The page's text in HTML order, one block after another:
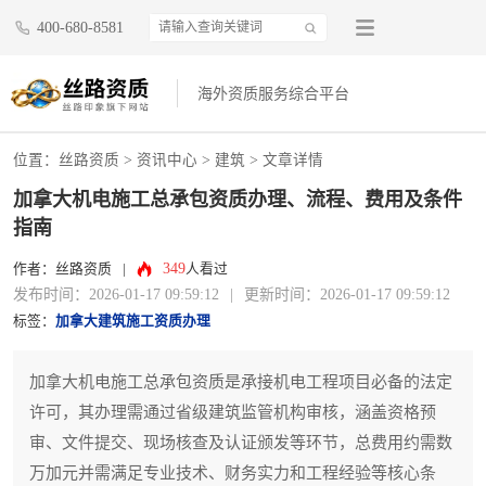
400-680-8581
海外资质服务综合平台
位置： 丝路资质 > 资讯中心 > 建筑 > 文章详情
加拿大机电施工总承包资质办理、流程、费用及条件
指南
作者：丝路资质 349人看过
发布时间：2026-01-17 09:59:12 更新时间：2026-01-17 09:59:12
标签： 加拿大建筑施工资质办理
加拿大机电施工总承包资质是承接机电工程项目必备的法定
许可，其办理需通过省级建筑监管机构审核，涵盖资格预
审、文件提交、现场核查及认证颁发等环节，总费用约需数
万加元并需满足专业技术、财务实力和工程经验等核心条